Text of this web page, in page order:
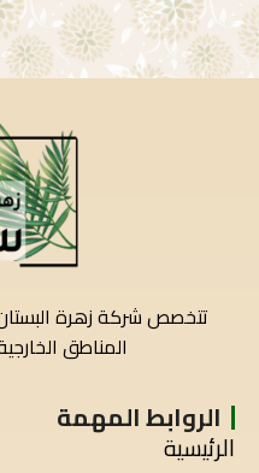
تتخصص شركة زهرة
المناطق
الروابط المهمة
الرئيسية